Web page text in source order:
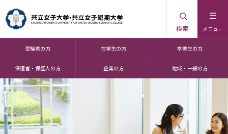
メニュー
検索
受験者の方 在学生の方 卒業生の方
保護者・保証人の方 企業の方 地域・一般の方